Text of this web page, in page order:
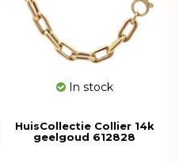
In stock
HuisCollectie Collier 14k
geelgoud 612828